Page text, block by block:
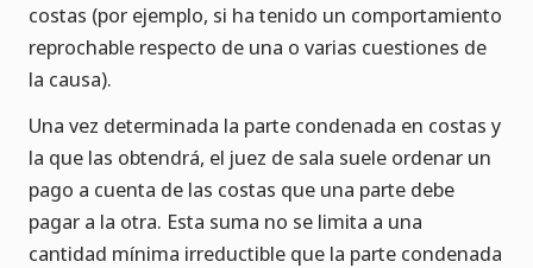
costas (por ejemplo, si ha tenido un comportamiento
reprochable respecto de una o varias cuestiones de
la causa).
Una vez determinada la parte condenada en costas y
la que las obtendrá, el juez de sala suele ordenar un
pago a cuenta de las costas que una parte debe
pagar a la otra. Esta suma no se limita a una
cantidad mínima irreductible que la parte condenada